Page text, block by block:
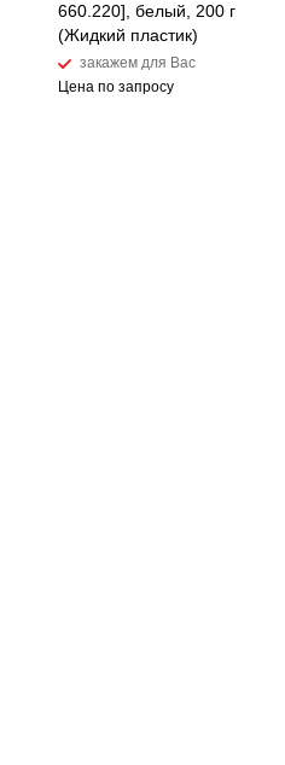
660.220], белый, 200 г
(Жидкий пластик)
закажем для Вас
Цена по запросу